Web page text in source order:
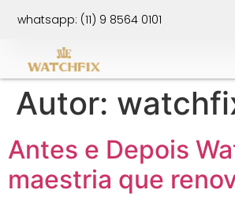
whatsapp: (11) 9 8564 0101
Autor:
Antes e Depois
maestria que